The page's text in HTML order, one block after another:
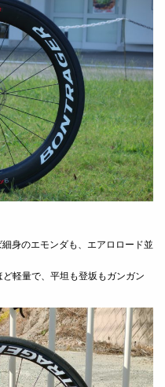
身のエモンダも、エアロロード並
軽量で、平坦も登坂もガンガン